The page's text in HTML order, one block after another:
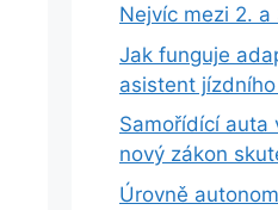
Nejvíc mezi 2. a
Jak funguje
asistent
Samořídící auta
nový zákon
Úrovně